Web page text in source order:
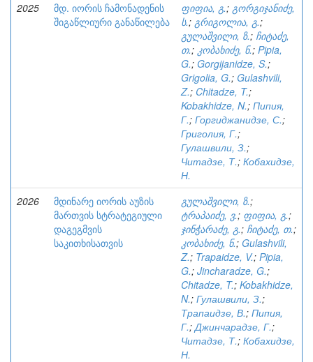
2025
მდ. იორის ჩამონადენის
შიგაწლიური განაწილება
ფიფია, გ.; გორგიჯანიძე,
ს.; გრიგოლია, გ.;
გულაშვილი, ზ.; ჩიტაძე,
თ.; კობახიძე, ნ.; Pipia,
G.; Gorgijanidze, S.;
Grigolia, G.; Gulashvili,
Z.; Chitadze, T.;
Kobakhidze, N.; Пипия,
Г.; Горгиджанидзе, С.;
Григолия, Г.;
Гулашвили, З.;
Читадзе, Т.; Кобахидзе,
Н.
2026
მდინარე იორის აუზის
მართვის სტრატეგიული
დაგეგმვის
საკითხისათვის
გულაშვილი, ზ.;
ტრაპაიძე, ვ.; ფიფია, გ.;
ჯინჭარაძე, გ.; ჩიტაძე, თ.;
კობახიძე, ნ.; Gulashvili,
Z.; Trapaidze, V.; Pipia,
G.; Jincharadze, G.;
Chitadze, T.; Kobakhidze,
N.; Гулашвили, З.;
Трапаидзе, В.; Пипия,
Г.;Джинчарадзе, Г.;
Читадзе, Т.; Кобахидзе,
Н.